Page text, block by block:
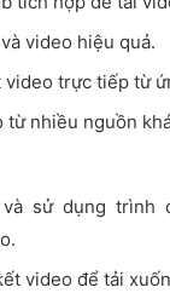
video hiệu quả.
video trực tiếp từ
từ nhiều nguồn
sử dụng trình
video để tải